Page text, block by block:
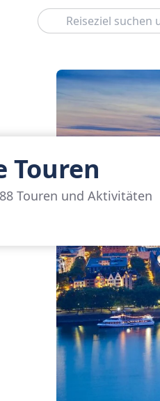
Suchen
Touren
Touren und Aktivitäten